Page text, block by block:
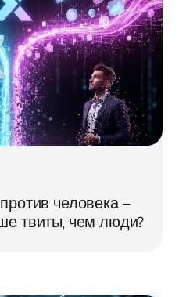
человека –
твиты, чем люди?